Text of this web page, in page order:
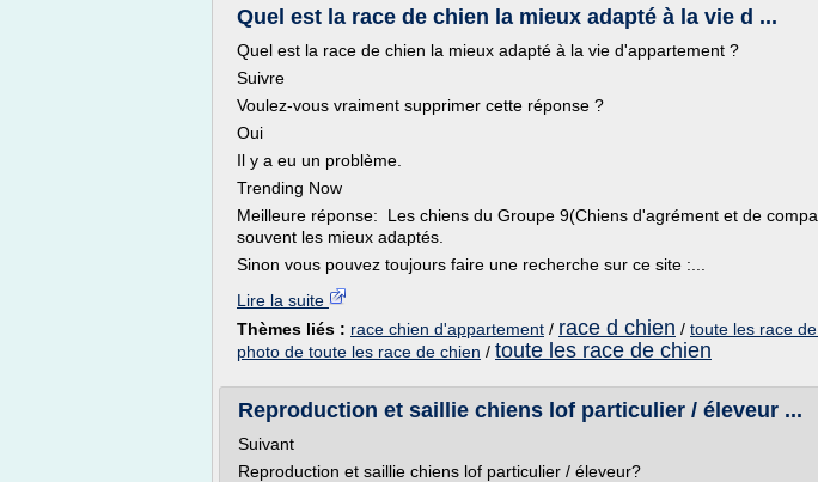
Quel est la race de chien la mieux adapté à la vie d ...
Quel est la race de chien la mieux adapté à la vie d'appartement ?
Suivre
Voulez-vous vraiment supprimer cette réponse ?
Oui
Il y a eu un problème.
Trending Now
Meilleure réponse: Les chiens du Groupe 9(Chiens d'agrément et de
souvent les mieux adaptés.
Sinon vous pouvez toujours faire une recherche sur ce site :...
Lire la suite
Thèmes liés : race chien d'appartement / race d chien / toute les race
photo de toute les race de chien / toute les race de chien
Reproduction et saillie chiens lof particulier / éleveur ...
Suivant
Reproduction et saillie chiens lof particulier / éleveur?